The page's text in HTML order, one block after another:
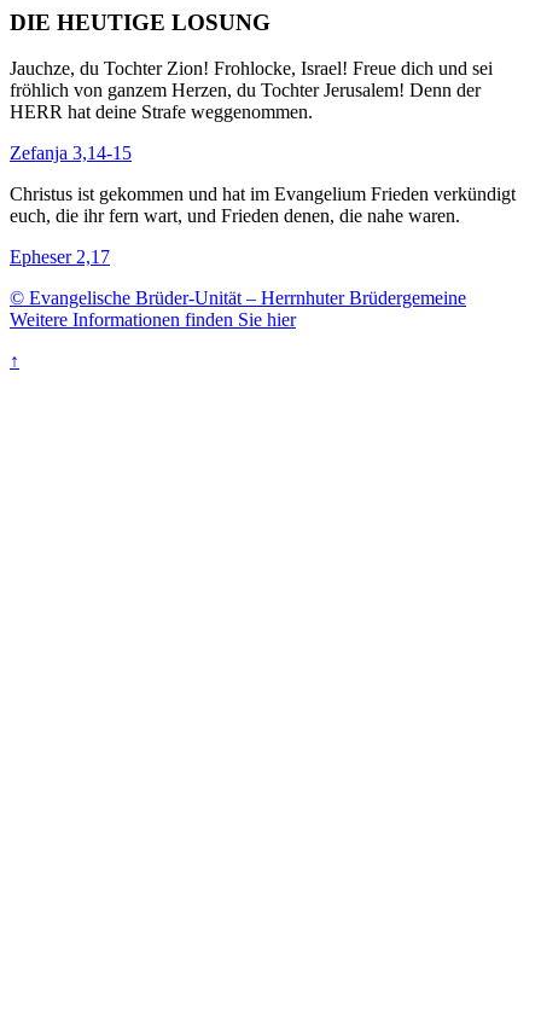
DIE HEUTIGE LOSUNG
Jauchze, du Tochter Zion! Frohlocke, Israel! Freue dich und sei
fröhlich von ganzem Herzen, du Tochter Jerusalem! Denn der
HERR hat deine Strafe weggenommen.
Zefanja 3,14-15
Christus ist gekommen und hat im Evangelium Frieden verkündigt
euch, die ihr fern wart, und Frieden denen, die nahe waren.
Epheser 2,17
© Evangelische Brüder-Unität – Herrnhuter Brüdergemeine
Weitere Informationen finden Sie hier
↑